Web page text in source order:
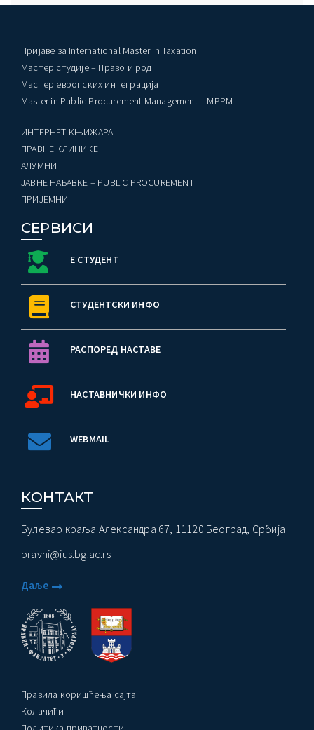
Пријаве за International Master in Taxation
Мастер студије – Право и род
Мастер европских интеграција
Master in Public Procurement Management – MPPM
ИНТЕРНЕТ КЊИЖАРА
ПРАВНЕ КЛИНИКЕ
AЛУМНИ
ЈАВНЕ НАБАВКЕ – PUBLIC PROCUREMENT
ПРИЈЕМНИ
СЕРВИСИ
Е СТУДЕНТ
СТУДЕНТСКИ ИНФО
РАСПОРЕД НАСТАВЕ
НАСТАВНИЧКИ ИНФО
WEBMAIL
КОНТАКТ
Булевар краља Александра 67, 11120 Београд, Србија
pravni@ius.bg.ac.rs
Даље
Правила коришћења сајта
Колачићи